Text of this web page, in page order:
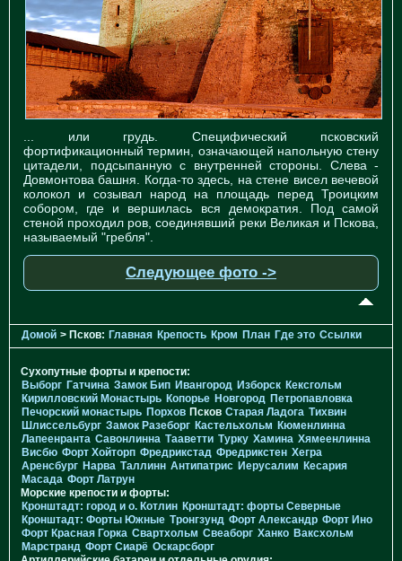
... или грудь. Специфический псковский
фортификационный термин, означающей напольную стену
цитадели, подсыпанную с внутренней стороны. Слева -
Довмонтова башня. Когда-то здесь, на стене висел вечевой
колокол и созывал народ на площадь перед Троицким
собором, где и вершилась вся демократия. Под самой
стеной проходил ров, соединявший реки Великая и Пскова,
называемый "гребля".
Следующее фото ->
Домой > Псков: Главная Крепость Кром План Где это Ссылки
Сухопутные форты и крепости:
Выборг Гатчина Замок Бип Ивангород Изборск Кексгольм
Кирилловский Монастырь Копорье Новгород Петропавловка
Печорcкий монастырь Порхов Псков Старая Ладога Тихвин
Шлиссельбург Замок Разеборг Кастельхольм Кюменлинна
Лапеенранта Савонлинна Тааветти Турку Хамина Хямеенлинна
Висбю Форт Хойторп Фредрикстад Фредрикстен Хегра
Аренсбург Нарва Таллинн Антипатрис Иерусалим Кесария
Масада Форт Латрун
Морские крепости и форты:
Кронштадт: город и о. Котлин Кронштадт: форты Северные
Кронштадт: Форты Южные Тронгзунд Форт Александр Форт Ино
Форт Красная Горка Свартхольм Свеаборг Ханко Ваксхольм
Марстранд Форт Сиарё Оскарсборг